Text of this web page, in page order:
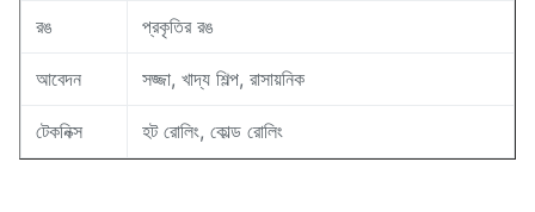
রঙ প্রকৃতির রঙ
আবেদন সজ্জা, খাদ্য শিল্প, রাসায়নিক
টেকনিক্স হট রোলিং, কোল্ড রোলিং